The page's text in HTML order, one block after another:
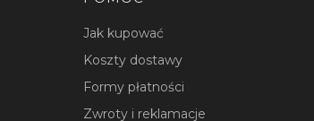
Jak kupować
Koszty dostawy
Formy płatności
Zwroty i reklamacje